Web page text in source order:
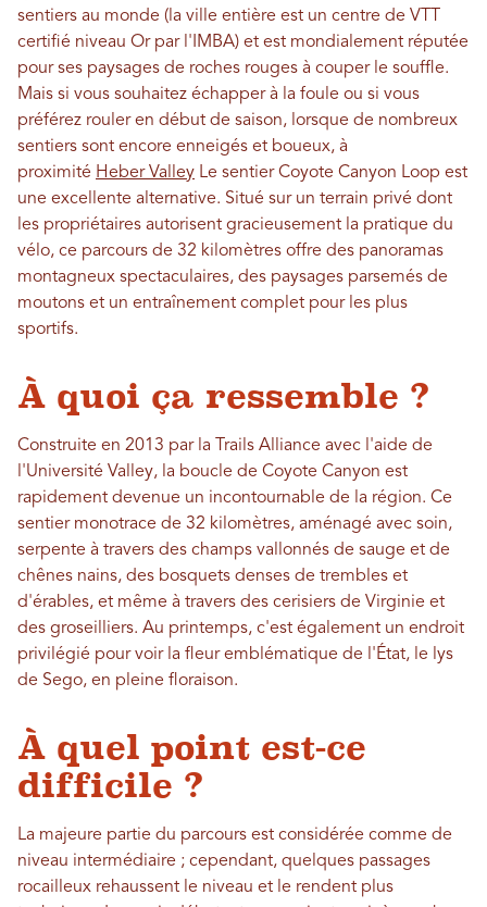
sentiers au monde (la ville entière est un centre de VTT
certifié niveau Or par l'IMBA) et est mondialement réputée
pour ses paysages de roches rouges à couper le souffle.
Mais si vous souhaitez échapper à la foule ou si vous
préférez rouler en début de saison, lorsque de nombreux
sentiers sont encore enneigés et boueux, à
proximité Heber Valley Le sentier Coyote Canyon Loop est
une excellente alternative. Situé sur un terrain privé dont
les propriétaires autorisent gracieusement la pratique du
vélo, ce parcours de 32 kilomètres offre des panoramas
montagneux spectaculaires, des paysages parsemés de
moutons et un entraînement complet pour les plus
sportifs.
À quoi ça ressemble ?
Construite en 2013 par la Trails Alliance avec l'aide de
l'Université Valley, la boucle de Coyote Canyon est
rapidement devenue un incontournable de la région. Ce
sentier monotrace de 32 kilomètres, aménagé avec soin,
serpente à travers des champs vallonnés de sauge et de
chênes nains, des bosquets denses de trembles et
d'érables, et même à travers des cerisiers de Virginie et
des groseilliers. Au printemps, c'est également un endroit
privilégié pour voir la fleur emblématique de l'État, le lys
de Sego, en pleine floraison.
À quel point est-ce
difficile ?
La majeure partie du parcours est considérée comme de
niveau intermédiaire ; cependant, quelques passages
rocailleux rehaussent le niveau et le rendent plus